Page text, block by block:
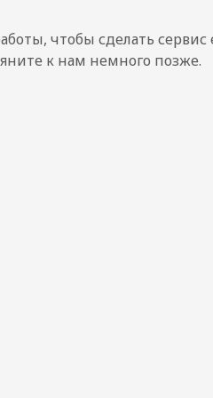
чтобы сделать сервис
к нам немного позже.